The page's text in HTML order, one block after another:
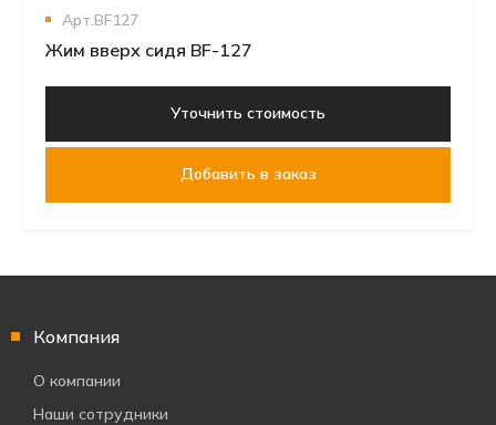
Арт.BF127
Жим вверх сидя BF-127
Уточнить стоимость
Добавить в заказ
Компания
О компании
Наши сотрудники